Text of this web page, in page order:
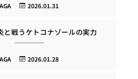
2026.01.31
AGA
と戦うケトコナゾールの実力
2026.01.28
AGA